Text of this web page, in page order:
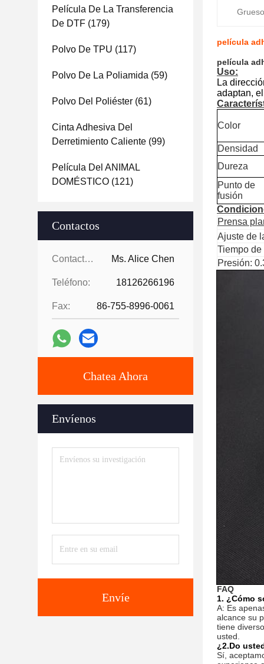
Película De La Transferencia
De DTF (179)
Polvo De TPU (117)
Polvo De La Poliamida (59)
Polvo Del Poliéster (61)
Cinta Adhesiva Del
Derretimiento Caliente (99)
Película Del ANIMAL
DOMÉSTICO (121)
Contactos
Contactos: Ms. Alice Chen
Teléfono: 18126266196
Fax: 86-755-8996-0061
Chatea Ahora
Envíenos
Envíe
película
película
Uso:
La
adaptan,
Color
Densidad
Dureza
Punto de
fusión
Prensa
Ajuste de
Tiempo
Presión:
FAQ
1. ¿Cómo
A: Es
alcance su
tiene
usted.
¿2.Do
Sí,